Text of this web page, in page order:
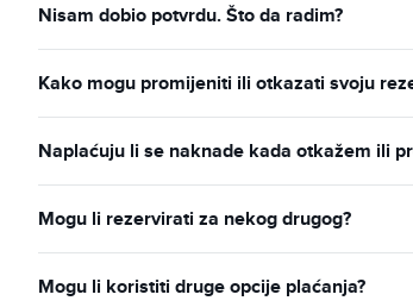
Nisam dobio potvrdu. Što da radim?
Kako mogu promijeniti ili otkazati svoju
Naplaćuju li se naknade kada otkažem ili
Mogu li rezervirati za nekog drugog?
Mogu li koristiti druge opcije plaćanja?